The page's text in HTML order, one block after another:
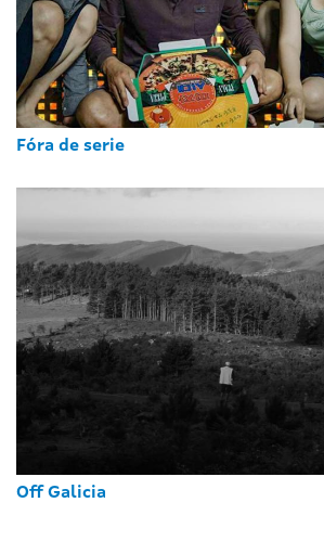
Fóra de serie
Off Galicia